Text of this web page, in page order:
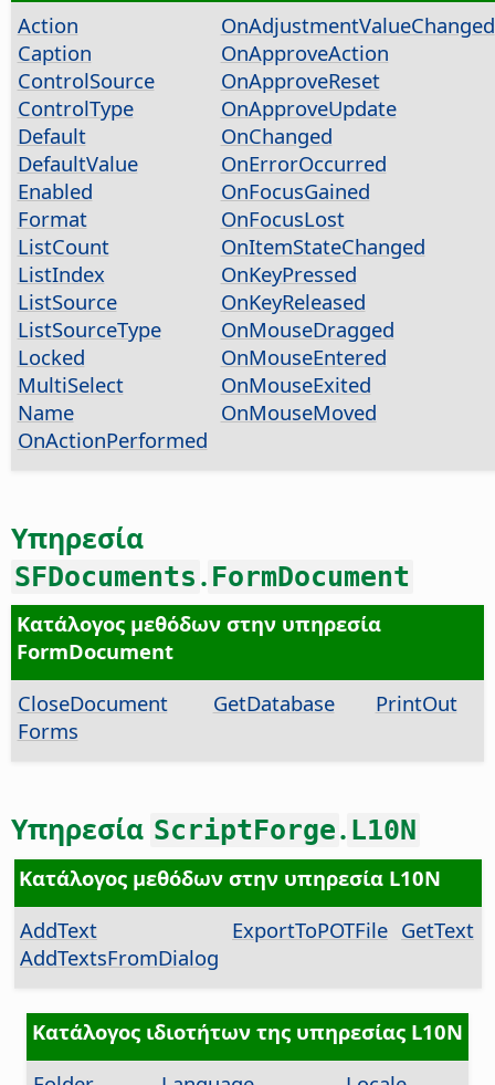
Action
Caption
ControlSource
ControlType
Default
DefaultValue
Enabled
Format
ListCount
ListIndex
ListSource
ListSourceType
Locked
MultiSelect
Name
OnActionPerformed
OnAdjustmentValueChanged
OnApproveAction
OnApproveReset
OnApproveUpdate
OnChanged
OnErrorOccurred
OnFocusGained
OnFocusLost
OnItemStateChanged
OnKeyPressed
OnKeyReleased
OnMouseDragged
OnMouseEntered
OnMouseExited
OnMouseMoved
Υπηρεσία
SFDocuments . FormDocument
Κατάλογος μεθόδων στην υπηρεσία
FormDocument
CloseDocument
Forms
GetDatabase PrintOut
Υπηρεσία ScriptForge. L10N
Κατάλογος μεθόδων στην υπηρεσία L10N
AddText
AddTextsFromDialog
ExportToPOTFile GetText
Κατάλογος ιδιοτήτων της υπηρεσίας L10N